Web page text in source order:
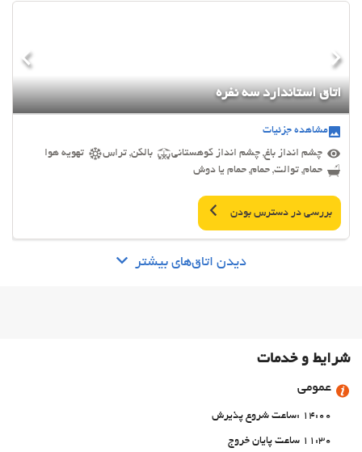
اتاق استاندارد سه نفره
مشاهده جزئیات
چشم انداز باغ, چشم انداز کوهستانی
بالکن, تراس
تهویه هوا
حمام, توالت, حمام, حمام یا دوش
بررسی در دسترس بودن
دیدن اتاق‌های بیشتر
شرایط و خدمات
عمومی
14:00 :ساعت شروع پذیرش
11:30 ساعت پایان خروج